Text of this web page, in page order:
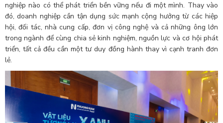
nghiệp nào có thể phát triển bền vững nếu đi một mình. Thay vào
đó, doanh nghiệp cần tận dụng sức mạnh cộng hưởng từ các hiệp
hội, đối tác, nhà cung cấp, đơn vị công nghệ và cả những ông lớn
trong ngành để cùng chia sẻ kinh nghiệm, nguồn lực và cơ hội phát
triển, tất cả đều cần một tư duy đồng hành thay vì cạnh tranh đơn
lẻ.